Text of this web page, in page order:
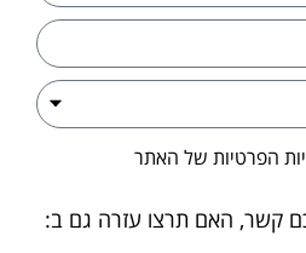
הפרטיות של האתר
קשר, האם תרצו עזרה גם ב: